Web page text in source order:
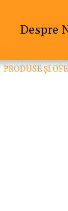
Despre
PRODUSE ȘI